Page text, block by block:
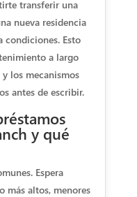
transferir una
nueva residencia
condiciones. Esto
a largo
los mecanismos
antes de escribir.
y qué
Espera
más altos, menores